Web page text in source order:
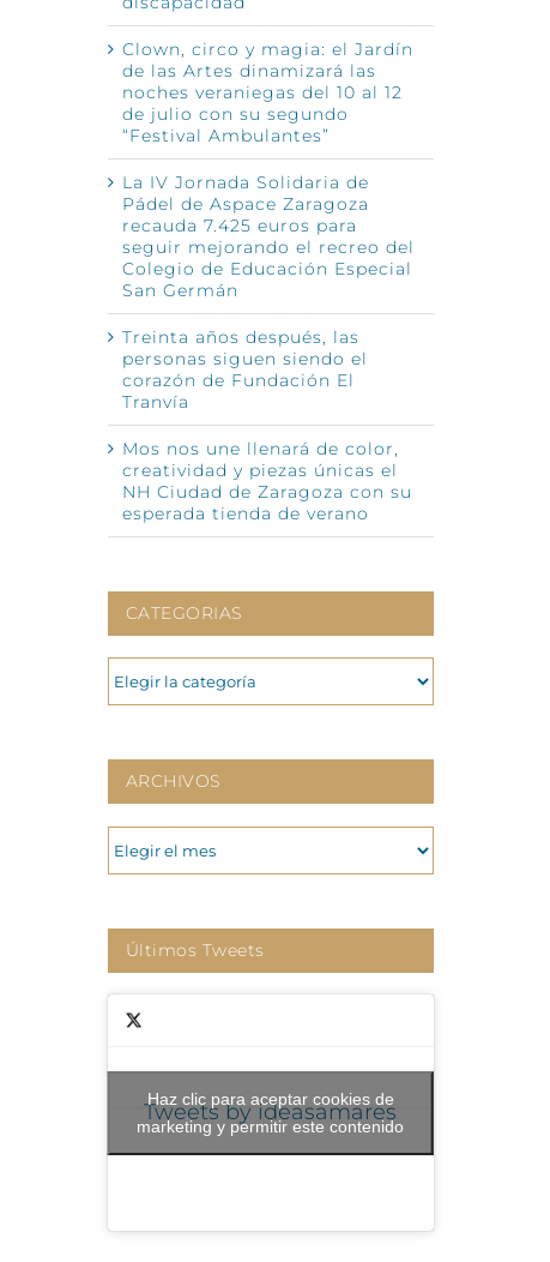
Clown, circo y magia: el Jardín
de las Artes dinamizará las
noches veraniegas del 10 al 12
de julio con su segundo
“Festival Ambulantes”
La IV Jornada Solidaria de
Pádel de Aspace Zaragoza
recauda 7.425 euros para
seguir mejorando el recreo del
Colegio de Educación Especial
San Germán
Treinta años después, las
personas siguen siendo el
corazón de Fundación El
Tranvía
Mos nos une llenará de color,
creatividad y piezas únicas el
NH Ciudad de Zaragoza con su
esperada tienda de verano
CATEGORIAS
CATEGORIAS
ARCHIVOS
ARCHIVOS
Últimos Tweets
Tweets by ideasamares
Haz clic para aceptar cookies de
marketing y permitir este contenido